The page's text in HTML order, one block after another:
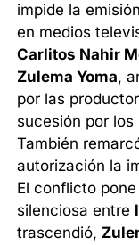
impide la
en medios
Carlitos Nahir
Zulema Yoma,
por las
sucesión por los
También
autorización la
El conflicto
silenciosa entre
trascendió,